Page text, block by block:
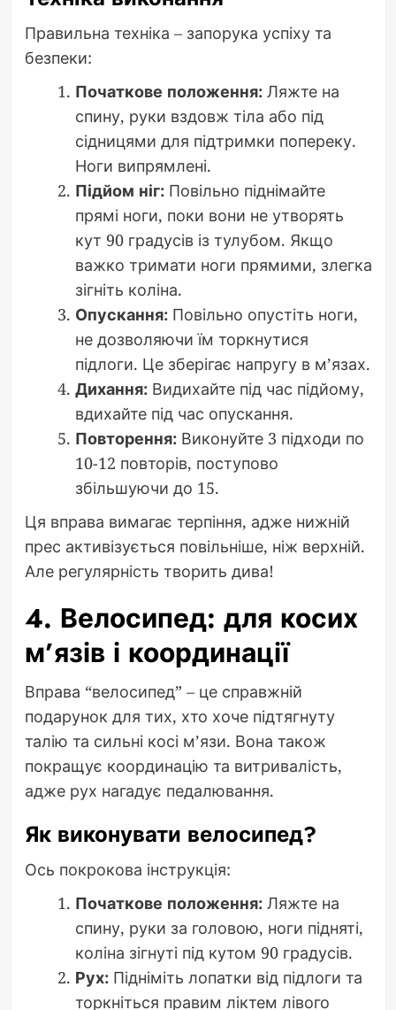
Правильна техніка – запорука успіху та
безпеки:
Початкове положення:Ляжте на
спину, руки вздовж тіла або під
сідницями для підтримки попереку.
Ноги випрямлені.
Підйом ніг:Повільно піднімайте
прямі ноги, поки вони не утворять
кут 90 градусів із тулубом. Якщо
важко тримати ноги прямими, злегка
зігніть коліна.
Опускання:Повільно опустіть ноги,
не дозволяючи їм торкнутися
підлоги. Це зберігає напругу в м’язах.
Дихання:Видихайте під час підйому,
вдихайте під час опускання.
Повторення:Виконуйте 3 підходи по
10-12 повторів, поступово
збільшуючи до 15.
Ця вправа вимагає терпіння, адже нижній
прес активізується повільніше, ніж верхній.
Але регулярність творить дива!
4. Велосипед: для косих
м’язів і координації
Вправа “велосипед” – це справжній
подарунок для тих, хто хоче підтягнуту
талію та сильні косі м’язи. Вона також
покращує координацію та витривалість,
адже рух нагадує педалювання.
Як виконувати велосипед?
Ось покрокова інструкція:
Початкове положення:Ляжте на
спину, руки за головою, ноги підняті,
коліна зігнуті під кутом 90 градусів.
Рух:Підніміть лопатки від підлоги та
торкніться правим ліктем лівого